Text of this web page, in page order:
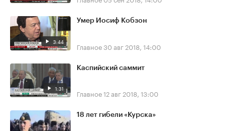
3:44
Умер Иосиф Кобзон
Главное30 авг 2018, 14:00
1:31
Каспийский саммит
Главное12 авг 2018, 13:00
18 лет гибели «Курска»